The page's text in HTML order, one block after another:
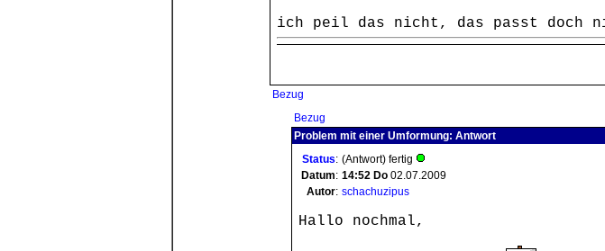
ich peil das nicht, das passt doch
Bezug
Bezug
Problem mit einer Umformung: Antwort
Status: (Antwort) fertig
Datum: 14:52 Do 02.07.2009
Autor: schachuzipus
Hallo nochmal,